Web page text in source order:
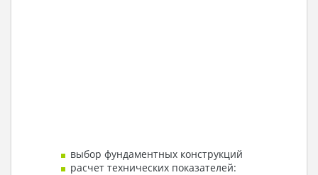
выбор фундаментных конструкций
расчет технических показателей: